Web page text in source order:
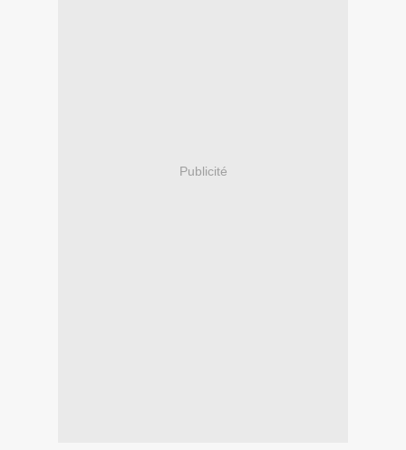
Publicité